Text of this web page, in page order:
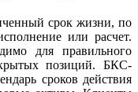
срок жизни, по
или расчет.
для правильного
позиций. БКС-
сроков действия